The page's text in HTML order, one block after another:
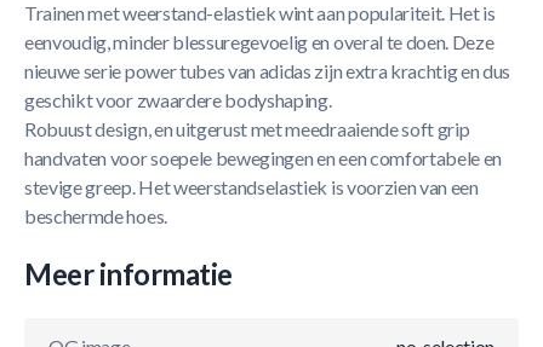
Trainen met weerstand-elastiek wint aan populariteit. Het is
eenvoudig, minder blessuregevoelig en overal te doen. Deze
nieuwe serie power tubes van adidas zijn extra krachtig en dus
geschikt voor zwaardere bodyshaping.
Robuust design, en uitgerust met meedraaiende soft grip
handvaten voor soepele bewegingen en een comfortabele en
stevige greep. Het weerstandselastiek is voorzien van een
beschermde hoes.
Meer informatie